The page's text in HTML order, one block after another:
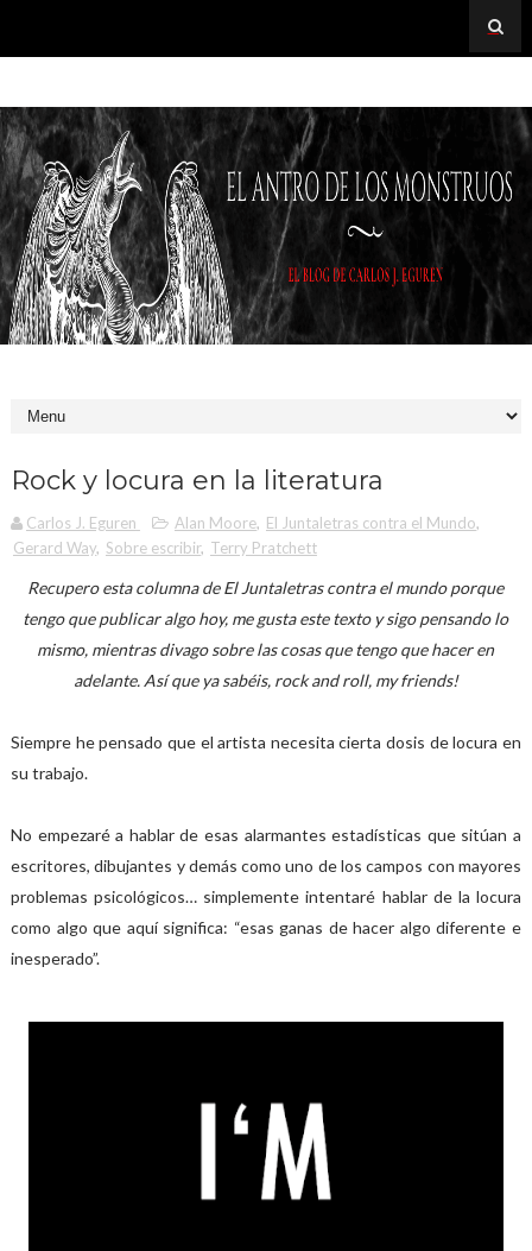
Rock y locura en la literatura
Carlos J. Eguren Alan Moore, El Juntaletras contra el Mundo,
Gerard Way, Sobre escribir, Terry Pratchett
Recupero esta columna de El Juntaletras contra el mundo porque
tengo que publicar algo hoy, me gusta este texto y sigo pensando lo
mismo, mientras divago sobre las cosas que tengo que hacer en
adelante. Así que ya sabéis, rock and roll, my friends!
Siempre he pensado que el artista necesita cierta dosis de locura en
su trabajo.
No empezaré a hablar de esas alarmantes estadísticas que sitúan a
escritores, dibujantes y demás como uno de los campos con mayores
problemas psicológicos… simplemente intentaré hablar de la locura
como algo que aquí significa: “esas ganas de hacer algo diferente e
inesperado”.